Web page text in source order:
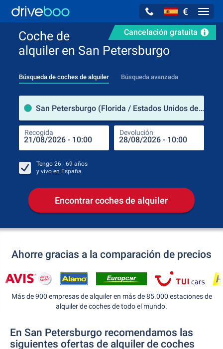
€
Cancelación gratuita
Coche de
alquiler en San Petersburgo
Búsqueda de coches de alquiler Búsqueda avanzada
San Petersburgo (Florida / Estados Unidos de América)
Recogida Devolución
Tengo 26 - 69 años
y vivo en España
Encontrar coches de alquiler
Ahorre gracias a la comparación de precios
Más de 900 empresas de alquiler en más de 85.000 estaciones de
alquiler de coches de todo el mundo.
En San Petersburgo recomendamos las
siguientes ofertas de alquiler de coches